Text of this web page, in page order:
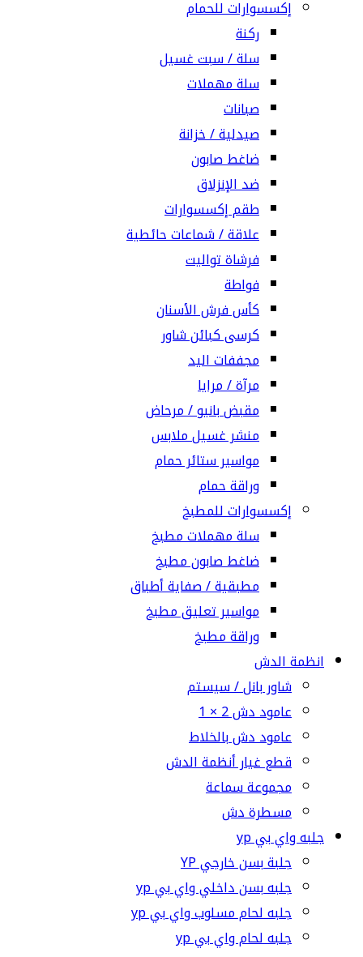
إكسسوارات للحمام
ركنة
سلة / سبت غسيل
سلة مهملات
صبانات
صيدلية / خزانة
ضاغط صابون
ضد الإنزلاق
طقم إكسسوارات
علاقة / شماعات حائطية
فرشاة تواليت
فواطة
كأس فرش الأسنان
كرسى كبائن شاور
مجففات اليد
مرآة / مرايا
مقبض بانيو / مرحاض
منشر غسيل ملابس
مواسير ستائر حمام
وراقة حمام
إكسسوارات للمطبخ
سلة مهملات مطبخ
ضاغط صابون مطبخ
مطبقية / صفاية أطباق
مواسير تعليق مطبخ
وراقة مطبخ
انظمة الدش
شاور بانل / سيستم
عامود دش 2 × 1
عامود دش بالخلاط
قطع غيار أنظمة الدش
مجموعة سماعة
مسطرة دش
جلبه واي بي yp
جلبة بسن خارجي YP
جلبه بسن داخلي واي بي yp
جلبه لحام مسلوب واي بي yp
جلبه لحام واي بي yp